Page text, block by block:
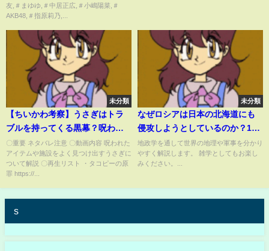
友,＃まゆゆ,＃中居正広,＃小嶋陽菜,＃
AKB48,＃指原莉乃,...
未分類
【ちいかわ考察】うさぎはトラ
ブルを持ってくる黒幕？呪われ
たアイテムの出どころを徹底解
説【ナガノワールドまとめ】
〇重要 ネタバレ注意 〇動画内容 呪われた
アイテムや施設をよく見つけ出すうさぎに
ついて解説 〇再生リスト ・タコピーの原
罪 https://...
未分類
なぜロシアは日本の北海道にも
侵攻しようとしているのか？17
万人もの軍隊派兵計画の理由／
ほか総集編【地政学・地理・軍
事】
地政学を通して世界の地理や軍事を分かり
やすく解説します。 雑学としてもお楽し
みください。...
s